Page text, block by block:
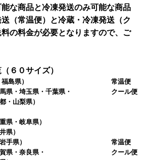
な商品と冷凍発送のみ可能な商品
（常温便）と冷蔵・冷凍発送（ク
の料金が必要となりますので、ご
６０サイズ）
島県）
県・埼玉県・千葉県・
梨県）
県・岐阜県）
県）
常温便
クール便
手県）
県・奈良県・
常温便
クール便